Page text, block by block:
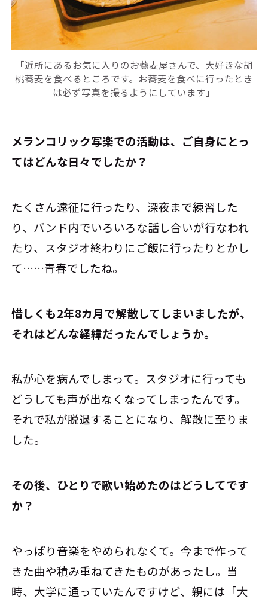
「近所にあるお気に入りのお蕎麦屋さんで、大好きな胡
桃蕎麦を食べるところです。お蕎麦を食べに行ったとき
は必ず写真を撮るようにしています」
――メランコリック写楽での活動は、ご自身にとっ
てはどんな日々でしたか？
たくさん遠征に行ったり、深夜まで練習した
り、バンド内でいろいろな話し合いが行なわれ
たり、スタジオ終わりにご飯に行ったりとかし
て……青春でしたね。
――惜しくも2年8カ月で解散してしまいましたが、
それはどんな経緯だったんでしょうか。
私が心を病んでしまって。スタジオに行っても
どうしても声が出なくなってしまったんです。
それで私が脱退することになり、解散に至りま
した。
――その後、ひとりで歌い始めたのはどうしてです
か？
やっぱり音楽をやめられなくて。今まで作って
きた曲や積み重ねてきたものがあったし。当
時、大学に通っていたんですけど、親には「大